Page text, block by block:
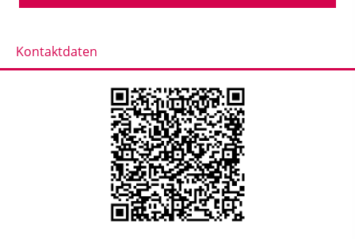
Kontaktdaten